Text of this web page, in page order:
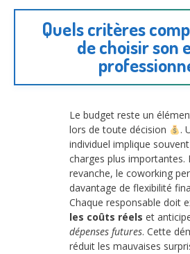
Quels critères
de choisir son
Le budget reste un
lors de toute décision
.
individuel implique
charges plus importantes.
revanche, le coworking
davantage de flexibilité
Chaque responsable doit
les coûts réels et
dépenses futures. Cette
réduit les mauvaises